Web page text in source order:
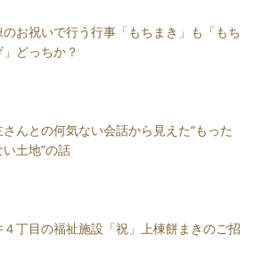
のお祝いで行う行事「もちまき」も「もち
」どっちか？
さんとの何気ない会話から見えた“もった
い土地”の話
４丁目の福祉施設「祝」上棟餅まきのご招